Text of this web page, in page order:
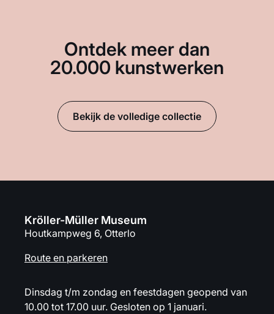
Ontdek meer dan
20.000 kunstwerken
Bekijk de volledige collectie
Kröller-Müller Museum
Houtkampweg 6, Otterlo
Route en parkeren
Dinsdag t/m zondag en feestdagen geopend van
10.00 tot 17.00 uur. Gesloten op 1 januari.